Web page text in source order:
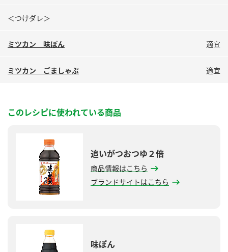
＜つけダレ＞
ミツカン 味ぽん 適宜
ミツカン ごましゃぶ 適宜
このレシピに使われている商品
追いがつおつゆ２倍
商品情報はこちら
ブランドサイトはこちら
味ぽん